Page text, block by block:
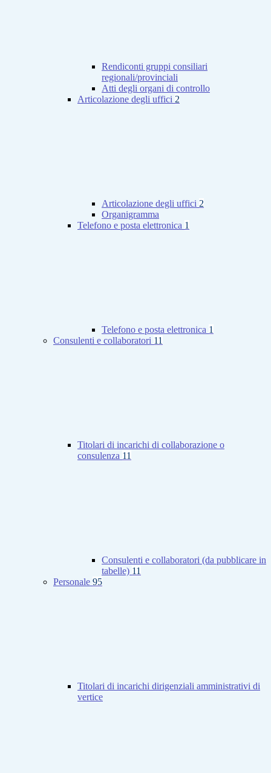
Rendiconti gruppi consiliari
regionali/provinciali
Atti degli organi di controllo
Articolazione degli uffici 2
Articolazione degli uffici 2
Organigramma
Telefono e posta elettronica 1
Telefono e posta elettronica 1
Consulenti e collaboratori 11
Titolari di incarichi di collaborazione o
consulenza 11
Consulenti e collaboratori (da pubblicare in
tabelle) 11
Personale 95
Titolari di incarichi dirigenziali amministrativi di
vertice